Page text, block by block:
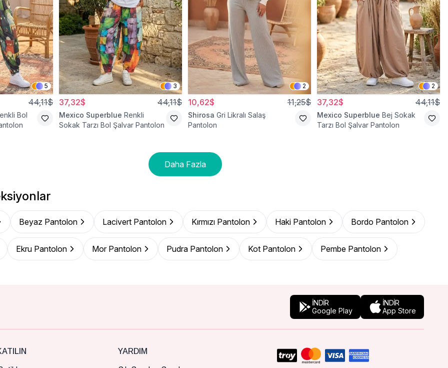
5
44,11$
Bol
3
37,32$ 44,11$
Mexico Superblue Renkli
Sokak Tarzı Bol Şalvar Pantolon
2
10,62$ 11,25$
Shirosa Gri Likralı Salaş
Pantolon
2
37,32$ 44,11$
Mexico Superblue Bej Sokak
Tarzı Bol Şalvar Pantolon
Daha Fazla
Beyaz Pantolon Lacivert Pantolon Kırmızı Pantolon Haki Pantolon Bordo Pantolon
Ekru Pantolon Mor Pantolon Pudra Pantolon Kot Pantolon Pembe Pantolon
İNDİR
Google Play
İNDİR
App Store
YARDIM